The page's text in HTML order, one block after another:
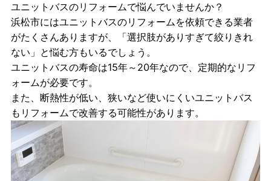
ユニットバスのリフォームで悩んでいませんか？
浜松市にはユニットバスのリフォームを依頼できる業者
がたくさんありますが、
「選択肢がありすぎて絞りきれ
ない」と悩む方もいるでしょう。
ユニットバスの寿命は15年～20年なので、定期的なリフ
ォームが必要です。
ま た、断熱性が低い、狭いなど使いにくいユニットバス
もリフォームで改善する可能性があります。